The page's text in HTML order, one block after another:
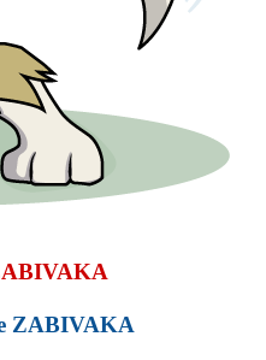
ZABIVAKA